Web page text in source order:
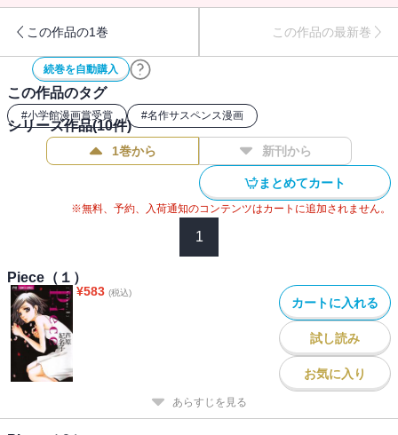
サスペンス、ついに完結！！
この作品の1巻 この作品の最新巻
続巻を自動購入
この作品のタグ
#小学館漫画賞受賞 #名作サスペンス漫画
シリーズ作品(10件)
1巻から 新刊から
まとめてカート
※無料、予約、入荷通知のコンテンツはカートに追加されません。
1
Piece（１）
¥583 (税込)
カートに入れる
試し読み
お気に入り
あらすじを見る